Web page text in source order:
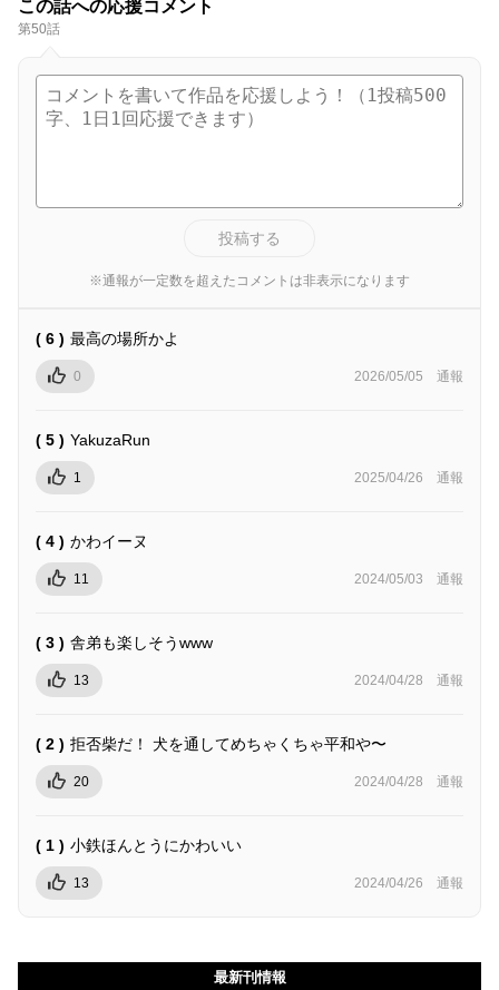
この話への応援コメント
第50話
投稿する
※通報が一定数を超えたコメントは非表示になります
( 6 ) 最高の場所かよ
0 2026/05/05 通報
( 5 ) YakuzaRun
1 2025/04/26 通報
( 4 ) かわイーヌ
11 2024/05/03 通報
( 3 ) 舎弟も楽しそうwww
13 2024/04/28 通報
( 2 ) 拒否柴だ！ 犬を通してめちゃくちゃ平和や〜
20 2024/04/28 通報
( 1 ) 小鉄ほんとうにかわいい
13 2024/04/26 通報
最新刊情報